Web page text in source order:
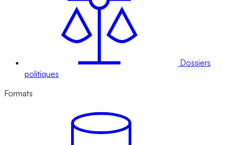
Dossiers
politiques
Formats